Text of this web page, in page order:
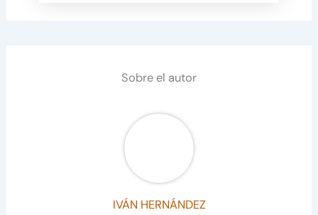
Sobre el autor
IVÁN HERNÁNDEZ